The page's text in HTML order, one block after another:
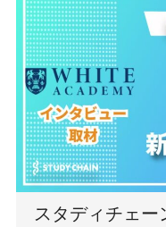
スタディチェー